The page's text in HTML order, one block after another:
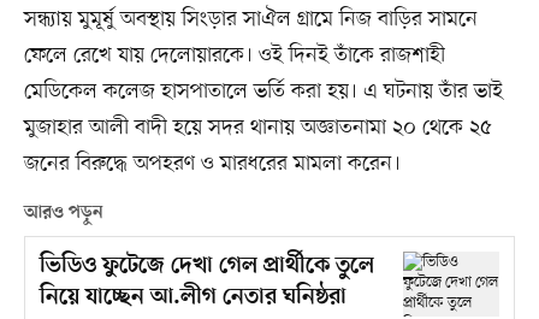
সন্ধ্যায় মুমূর্ষু অবস্থায় সিংড়ার সাঐল গ্রামে নিজ বাড়ির সামনে
ফেলে রেখে যায় দেলোয়ারকে। ওই দিনই তাঁকে রাজশাহী
মেডিকেল কলেজ হাসপাতালে ভর্তি করা হয়। এ ঘটনায় তাঁর ভাই
মুজাহার আলী বাদী হয়ে সদর থানায় অজ্ঞাতনামা ২০ থেকে ২৫
জনের বিরুদ্ধে অপহরণ ও মারধরের মামলা করেন।
আরও পড়ুন
ভিডিও ফুটেজে দেখা গেল প্রার্থীকে তুলে
নিয়ে যাচ্ছেন আ.লীগ নেতার ঘনিষ্ঠরা